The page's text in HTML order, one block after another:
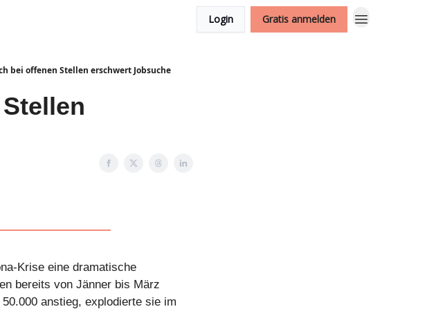
Login Gratis anmelden
bei offenen Stellen erschwert Jobsuche
Krise eine dramatische
bereits von Jänner bis März
anstieg, explodierte sie im